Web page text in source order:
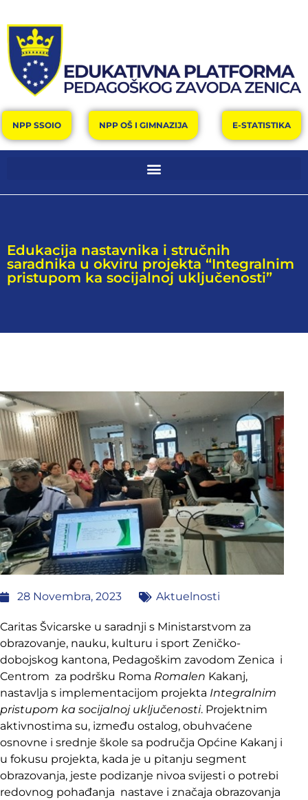
NPP SSOIO NPP OŠ I GIMNAZIJA E-STATISTIKA
Edukacija nastavnika i stručnih
saradnika u okviru projekta “Integralnim
pristupom ka socijalnoj uključenosti”
28 Novembra, 2023 Aktuelnosti
Caritas Švicarske u saradnji s Ministarstvom za
obrazovanje, nauku, kulturu i sport Zeničko-
dobojskog kantona, Pedagoškim zavodom Zenica i
Centrom za podršku Roma Romalen Kakanj,
nastavlja s implementacijom projekta Integralnim
pristupom ka socijalnoj uključenosti. Projektnim
aktivnostima su, između ostalog, obuhvaćene
osnovne i srednje škole sa područja Općine Kakanj i
u fokusu projekta, kada je u pitanju segment
obrazovanja, jeste podizanje nivoa svijesti o potrebi
redovnog pohađanja nastave i značaja obrazovanja